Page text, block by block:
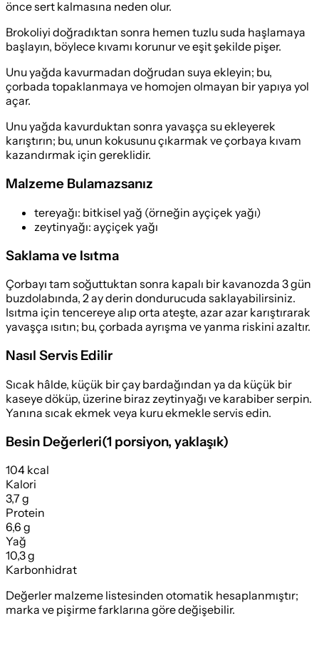
önce sert kalmasına neden olur.
Brokoliyi doğradıktan sonra hemen tuzlu suda haşlamaya
başlayın, böylece kıvamı korunur ve eşit şekilde pişer.
Unu yağda kavurmadan doğrudan suya ekleyin; bu,
çorbada topaklanmaya ve homojen olmayan bir yapıya yol
açar.
Unu yağda kavurduktan sonra yavaşça su ekleyerek
karıştırın; bu, unun kokusunu çıkarmak ve çorbaya kıvam
kazandırmak için gereklidir.
Malzeme Bulamazsanız
tereyağı: bitkisel yağ (örneğin ayçiçek yağı)
zeytinyağı: ayçiçek yağı
Saklama ve Isıtma
Çorbayı tam soğuttuktan sonra kapalı bir kavanozda 3 gün
buzdolabında, 2 ay derin dondurucuda saklayabilirsiniz.
Isıtma için tencereye alıp orta ateşte, azar azar karıştırarak
yavaşça ısıtın; bu, çorbada ayrışma ve yanma riskini azaltır.
Nasıl Servis Edilir
Sıcak hâlde, küçük bir çay bardağından ya da küçük bir
kaseye döküp, üzerine biraz zeytinyağı ve karabiber serpin.
Yanına sıcak ekmek veya kuru ekmekle servis edin.
Besin Değerleri(1 porsiyon, yaklaşık)
104 kcal
Kalori
3,7 g
Protein
6,6 g
Yağ
10,3 g
Karbonhidrat
Değerler malzeme listesinden otomatik hesaplanmıştır;
marka ve pişirme farklarına göre değişebilir.